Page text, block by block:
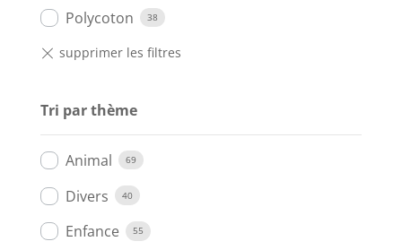
Polycoton 38
Tri par thème
Animal 69
Divers 40
Enfance 55